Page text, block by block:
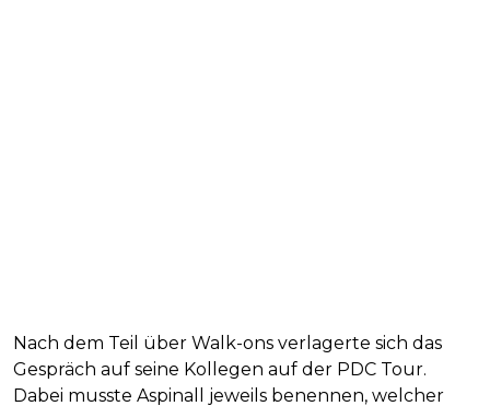
Nach dem Teil über Walk-ons verlagerte sich das
Gespräch auf seine Kollegen auf der PDC Tour.
Dabei musste Aspinall jeweils benennen, welcher